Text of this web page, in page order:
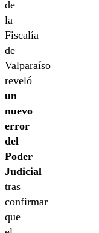
de
la
Fiscalía
de
Valparaíso
reveló
un
nuevo
error
del
Poder
Judicial
tras
confirmar
que